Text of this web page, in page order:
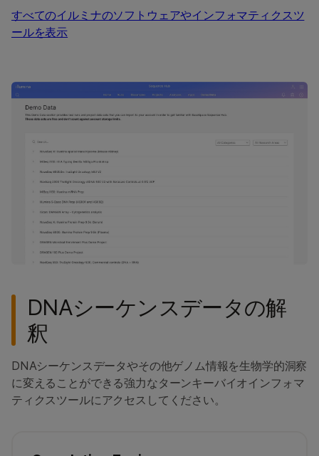
すべてのイルミナのソフトウェアやインフォマティクスツ
ールを表示
DNAシーケンスデータの解
釈
DNAシーケンスデータやその他ゲノム情報を生物学的洞察
に変えることができる強力なターンキーバイオインフォマ
ティクスツールにアクセスしてください。